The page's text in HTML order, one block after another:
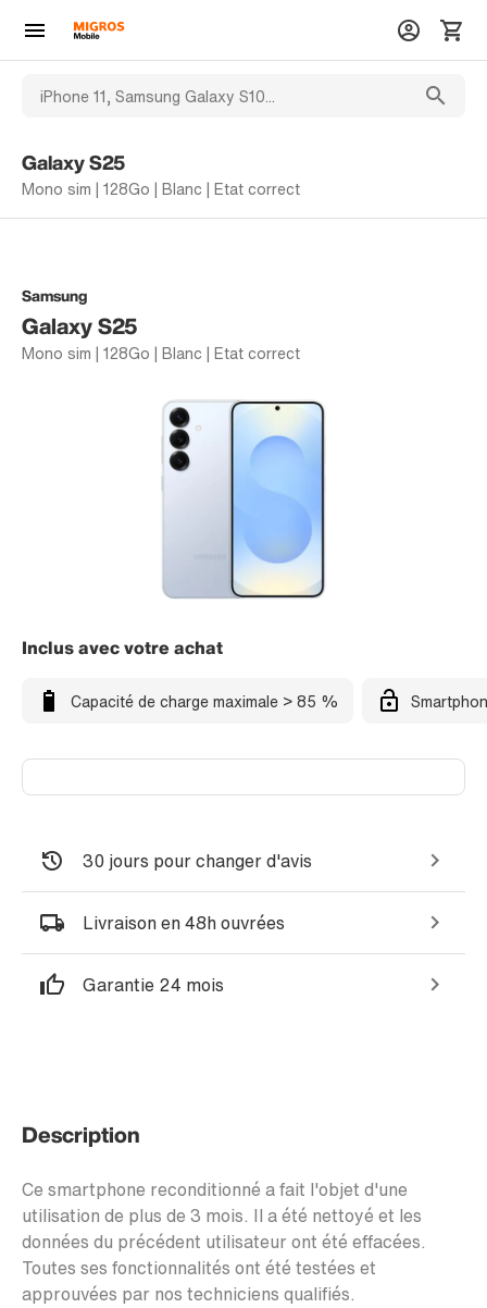
Galaxy S25
Mono sim | 128Go | Blanc | Etat correct
Samsung
Galaxy S25
Mono sim | 128Go | Blanc | Etat correct
Inclus avec votre achat
Capacité de charge maximale > 85 %
30 jours pour changer d'avis
Livraison en 48h ouvrées
Garantie 24 mois
Description
Ce smartphone reconditionné a fait l'objet d'une
utilisation de plus de 3 mois. Il a été nettoyé et les
données du précédent utilisateur ont été effacées.
Toutes ses fonctionnalités ont été testées et
approuvées par nos techniciens qualifiés.